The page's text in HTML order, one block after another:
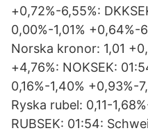
+0,72%-6,55%:
0,00%-1,01% +0,64%-
Norska kronor: 1,01
+4,76%: NOKSEK:
0,16%-1,40% +0,93%-
Ryska rubel: 0,11-
RUBSEK: 01:54: